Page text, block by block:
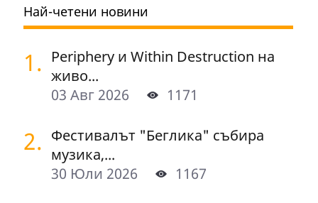
Най-четени новини
1. Periphery и Within Destruction на
живо...
03 Авг 2026
1171
2. Фестивалът "Беглика" събира
музика,...
30 Юли 2026
1167